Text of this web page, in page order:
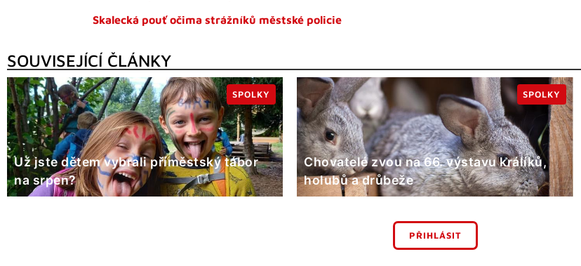
Skalecká pouť očima strážníků městské policie
SOUVISEJÍCÍ ČLÁNKY
Už jste dětem vybrali příměstský tábor
na srpen?
SPOLKY
Chovatelé zvou na 66. výstavu králíků,
holubů a drůbeže
SPOLKY
PŘIHLÁSIT